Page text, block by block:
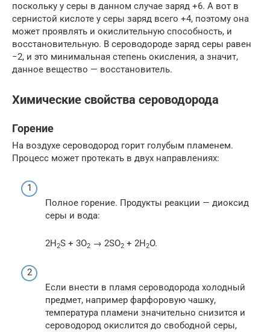
поскольку у серы в данном случае заряд +6. А вот в
сернистой кислоте у серы заряд всего +4, поэтому она
может проявлять и окислительную способность, и
восстановительную. В сероводороде заряд серы равен
−2, и это минимальная степень окисления, а значит,
данное вещество — восстановитель.
Химические свойства сероводорода
Горение
На воздухе сероводород горит голубым пламенем.
Процесс может протекать в двух направлениях:
Полное горение. Продукты реакции — диоксид
серы и вода:
2H2S + 3O2 → 2SO2 + 2H2O.
Если внести в пламя сероводорода холодный
предмет, например фарфоровую чашку,
температура пламени значительно снизится и
сероводород окислится до свободной серы,